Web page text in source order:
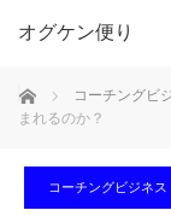
オグケン便り
ホーム コーチングビ
まれるのか？
コーチングビジネス